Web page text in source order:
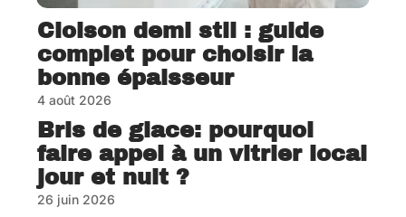
Cloison demi stil : guide
complet pour choisir la
bonne épaisseur
4 août 2026
Bris de glace: pourquoi
faire appel à un vitrier local
jour et nuit ?
26 juin 2026